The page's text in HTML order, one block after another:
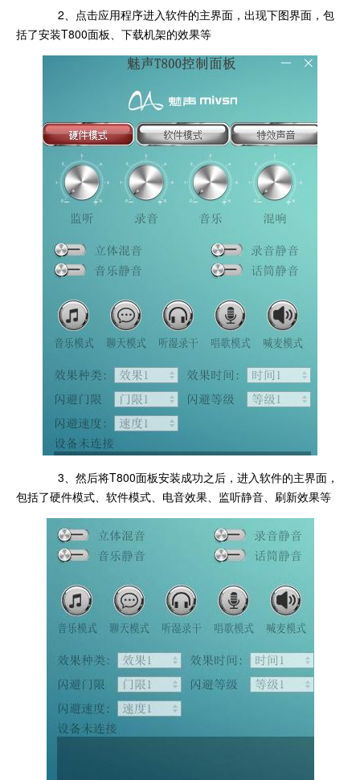
2、点击应用程序进入软件的主界面，出现下图界面，包
括了安装T800面板、下载机架的效果等
3、然后将T800面板安装成功之后，进入软件的主界面，
包括了硬件模式、软件模式、电音效果、监听静音、刷新效果等